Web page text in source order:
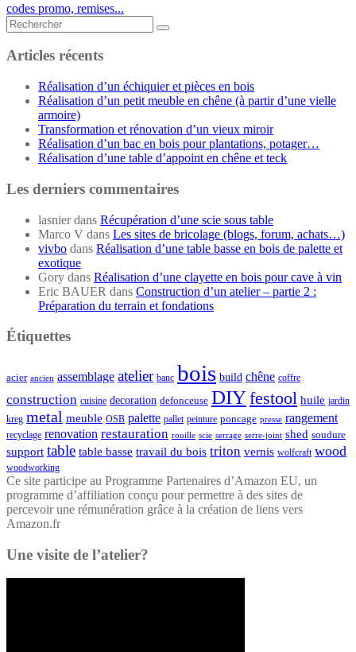
codes promo, remises...
Rechercher...
Articles récents
Réalisation d’un échiquier et pièces en bois
Réalisation d’un petit meuble en chêne (à partir d’une vielle
armoire)
Transformation et rénovation d’un vieux miroir
Réalisation d’un bac en bois pour plantations, potager…
Réalisation d’une table d’appoint en chêne et teck
Les derniers commentaires
lasnierdans Récupération d’une scie sous table
Marco V dans Les sites de bricolage (blogs, forum, achats…)
vivbo dans Réalisation d’une table basse en bois de palette et
exotique
Gory dans Réalisation d’une clayette en bois pour cave à vin
Eric BAUER dans Construction d’un atelier – partie 2 :
Préparation du terrain et fondations
Étiquettes
acier ancien assemblage atelier banc bois build chêne coffre
construction cuisine decoration defonceuse DIYfestool huile jardin
kreg metal meuble OSB palette pallet peinture poncage presse rangement
recyclage renovation restauration rouille scie serrage serre-joint shed soudure
support table table basse travail du bois triton vernis wolfcraft wood
woodworking
Ce site participe au Programme Partenaires d’Amazon EU, un
programme d’affiliation conçu pour permettre à des sites de
percevoir une rémunération grâce à la création de liens vers
Amazon.fr
Une visite de l’atelier?